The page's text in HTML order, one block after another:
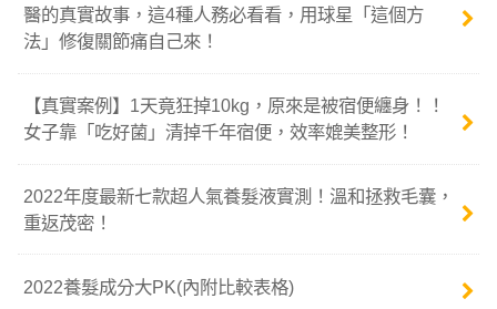
醫的真實故事，這4種人務必看看，用球星「這個方
法」修復關節痛自己來！
【真實案例】1天竟狂掉10kg，原來是被宿便纏身！！
女子靠「吃好菌」清掉千年宿便，效率媲美整形！
2022年度最新七款超人氣養髮液實測！溫和拯救毛囊，
重返茂密！
2022養髮成分大PK(內附比較表格)